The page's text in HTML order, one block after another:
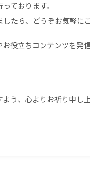
ております。
たら、どうぞお気軽に
役立ちコンテンツを発
う、心よりお祈り申し上